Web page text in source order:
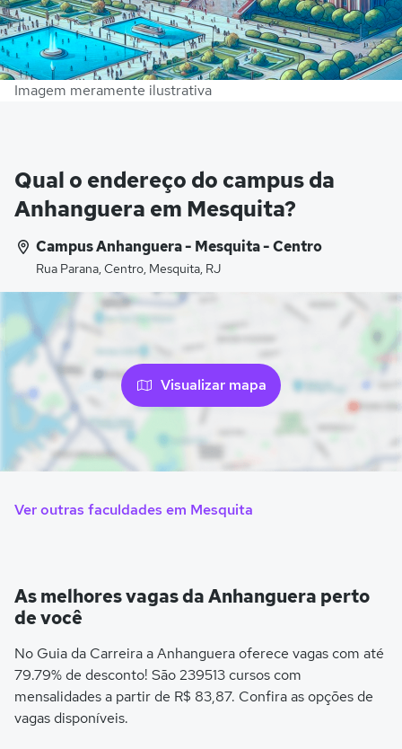
Imagem meramente ilustrativa
Qual o endereço do campus da
Anhanguera em Mesquita?
Campus Anhanguera - Mesquita - Centro
Rua Parana, Centro, Mesquita, RJ
Visualizar mapa
Ver outras faculdades em Mesquita
As melhores vagas da Anhanguera perto
de você
No Guia da Carreira a Anhanguera oferece vagas com até
79.79% de desconto! São 239513 cursos com
mensalidades a partir de R$ 83,87. Confira as opções de
vagas disponíveis.